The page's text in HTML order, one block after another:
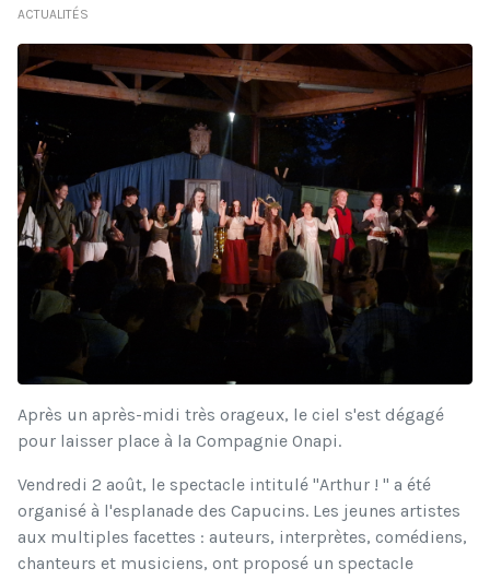
ACTUALITÉS
Après un après-midi très orageux, le ciel s'est dégagé
pour laisser place à la Compagnie Onapi.
Vendredi 2 août, le spectacle intitulé "Arthur ! " a été
organisé à l'esplanade des Capucins. Les jeunes artistes
aux multiples facettes : auteurs, interprètes, comédiens,
chanteurs et musiciens, ont proposé un spectacle